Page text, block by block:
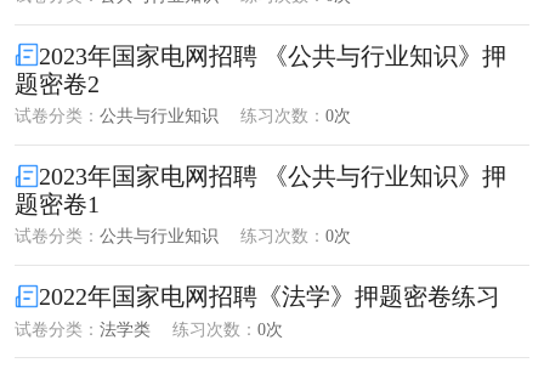
2023年国家电网招聘 《公共与行业知识》押
题密卷2
试卷分类： 公共与行业知识 练习次数： 0次
2023年国家电网招聘 《公共与行业知识》押
题密卷1
试卷分类： 公共与行业知识 练习次数： 0次
2022年国家电网招聘《法学》押题密卷练习
试卷分类： 法学类 练习次数： 0次